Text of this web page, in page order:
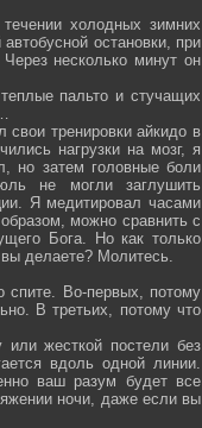
холодных зимних
остановки, при
несколько минут он
пальто и стучащих
свои тренировки айкидо в
нагрузки на мозг, я
но затем головные боли
не могли заглушить
Я медитировал часами
можно сравнить с
Бога. Но как только
делаете? Молитесь.
спите. Во-первых, потому
В третьих, потому что
жесткой постели без
вдоль одной линии.
ваш разум будет все
ночи, даже если вы